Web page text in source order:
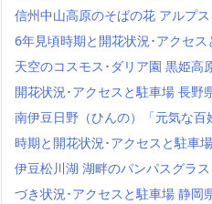
信州中山高原のそばの花 アルプ
6年見頃時期と開花状況･アクセ
天空のコスモス･ダリア園 黒姫高
開花状況･アクセスと駐車場 長野
南伊豆日野（ひんの）「元気な
時期と開花状況･アクセスと駐車
伊豆松川湖 湖畔のパンパスグラ
づき状況･アクセスと駐車場 静岡